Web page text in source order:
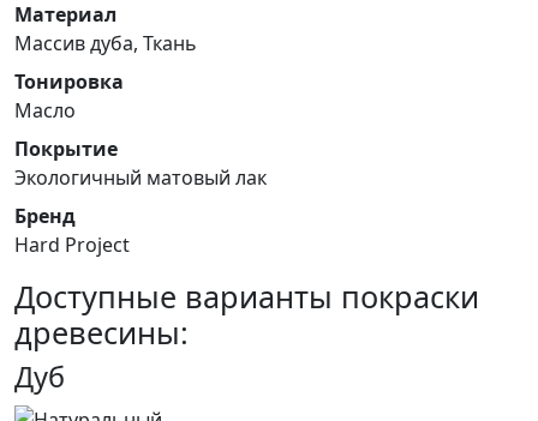
Материал
Массив дуба, Ткань
Тонировка
Масло
Покрытие
Экологичный матовый лак
Бренд
Hard Project
Доступные варианты покраски
древесины:
Дуб